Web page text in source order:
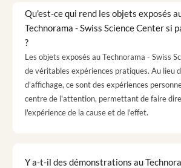
Qu'est-ce qui rend les objets exposés
Technorama - Swiss Science Center si
?
Les objets exposés au Technorama - Swiss
de véritables expériences pratiques. Au lieu
d'affichage, ce sont des expériences
centre de l'attention, permettant de faire
l'expérience de la cause et de l'effet.
Y a-t-il des démonstrations au